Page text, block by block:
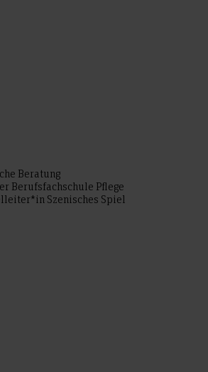
Beratung
Berufsfachschule Pflege
Szenisches Spiel